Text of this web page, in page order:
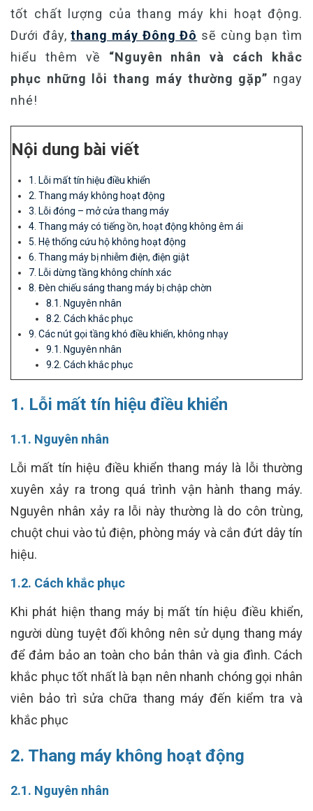
tốt chất lượng của thang máy khi hoạt động.
Dưới đây,thang máy Đông Đô sẽ cùng bạn tìm
hiểu thêm về “Nguyên nhân và cách khắc
phục những lỗi thang máy thường gặp” ngay
nhé!
Nội dung bài viết
1. Lỗi mất tín hiệu điều khiển
2. Thang máy không hoạt động
3. Lỗi đóng – mở cửa thang máy
4. Thang máy có tiếng ồn, hoạt động không êm ái
5. Hệ thống cứu hộ không hoạt động
6. Thang máy bị nhiễm điện, điện giật
7. Lỗi dừng tầng không chính xác
8. Đèn chiếu sáng thang máy bị chập chờn
8.1. Nguyên nhân
8.2. Cách khắc phục
9. Các nút gọi tầng khó điều khiển, không nhạy
9.1. Nguyên nhân
9.2. Cách khắc phục
1. Lỗi mất tín hiệu điều khiển
1.1. Nguyên nhân
Lỗi mất tín hiệu điều khiển thang máy là lỗi thường
xuyên xảy ra trong quá trình vận hành thang máy.
Nguyên nhân xảy ra lỗi này thường là do côn trùng,
chuột chui vào tủ điện, phòng máy và cắn đứt dây tín
hiệu.
1.2. Cách khắc phục
Khi phát hiện thang máy bị mất tín hiệu điều khiển,
người dùng tuyệt đối không nên sử dụng thang máy
để đảm bảo an toàn cho bản thân và gia đình. Cách
khắc phục tốt nhất là bạn nên nhanh chóng gọi nhân
viên bảo trì sửa chữa thang máy đến kiểm tra và
khắc phục
2. Thang máy không hoạt động
2.1. Nguyên nhân